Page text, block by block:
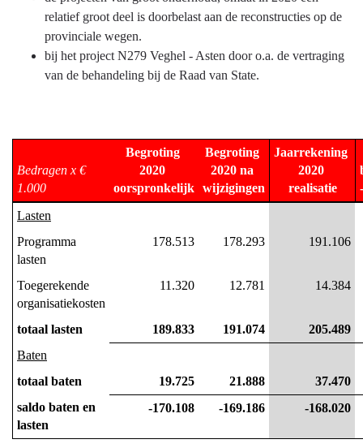
relatief groot deel is doorbelast aan de reconstructies op de
provinciale wegen.
bij het project N279 Veghel - Asten door o.a. de vertraging
van de behandeling bij de Raad van State.
Bedragen x €
1.000
Begroting
2020
oorspronkelijk
Begroting
2020 na
wijzigingen
Jaarrekening
2020
realisatie
Lasten
Programma
lasten
178.513 178.293 191.106
Toegerekende
organisatiekosten
11.320 12.781 14.384
totaal lasten 189.833 191.074
205.489
Baten
totaal baten
19.725 21.888
37.470
saldo baten en
lasten
-170.108 -169.186 -168.020